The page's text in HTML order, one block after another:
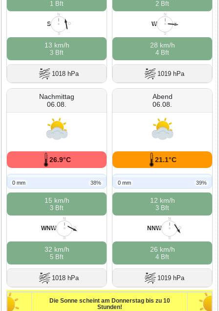
1 Bft
N
O
S
W
S
13 km/h
3 Bft
1018 hPa
2 Bft
N
O
S
W
W
28 km/h
4 Bft
1019 hPa
Nachmittag
06.08.
26.9°C
0 mm 38%
15 km/h
3 Bft
N
O
S
W
WNW
32 km/h
5 Bft
1018 hPa
Abend
06.08.
21.1°C
0 mm 39%
12 km/h
3 Bft
N
O
S
W
NNW
26 km/h
4 Bft
1019 hPa
Die Sonne scheint am Donnerstag bis zu 10
Stunden!